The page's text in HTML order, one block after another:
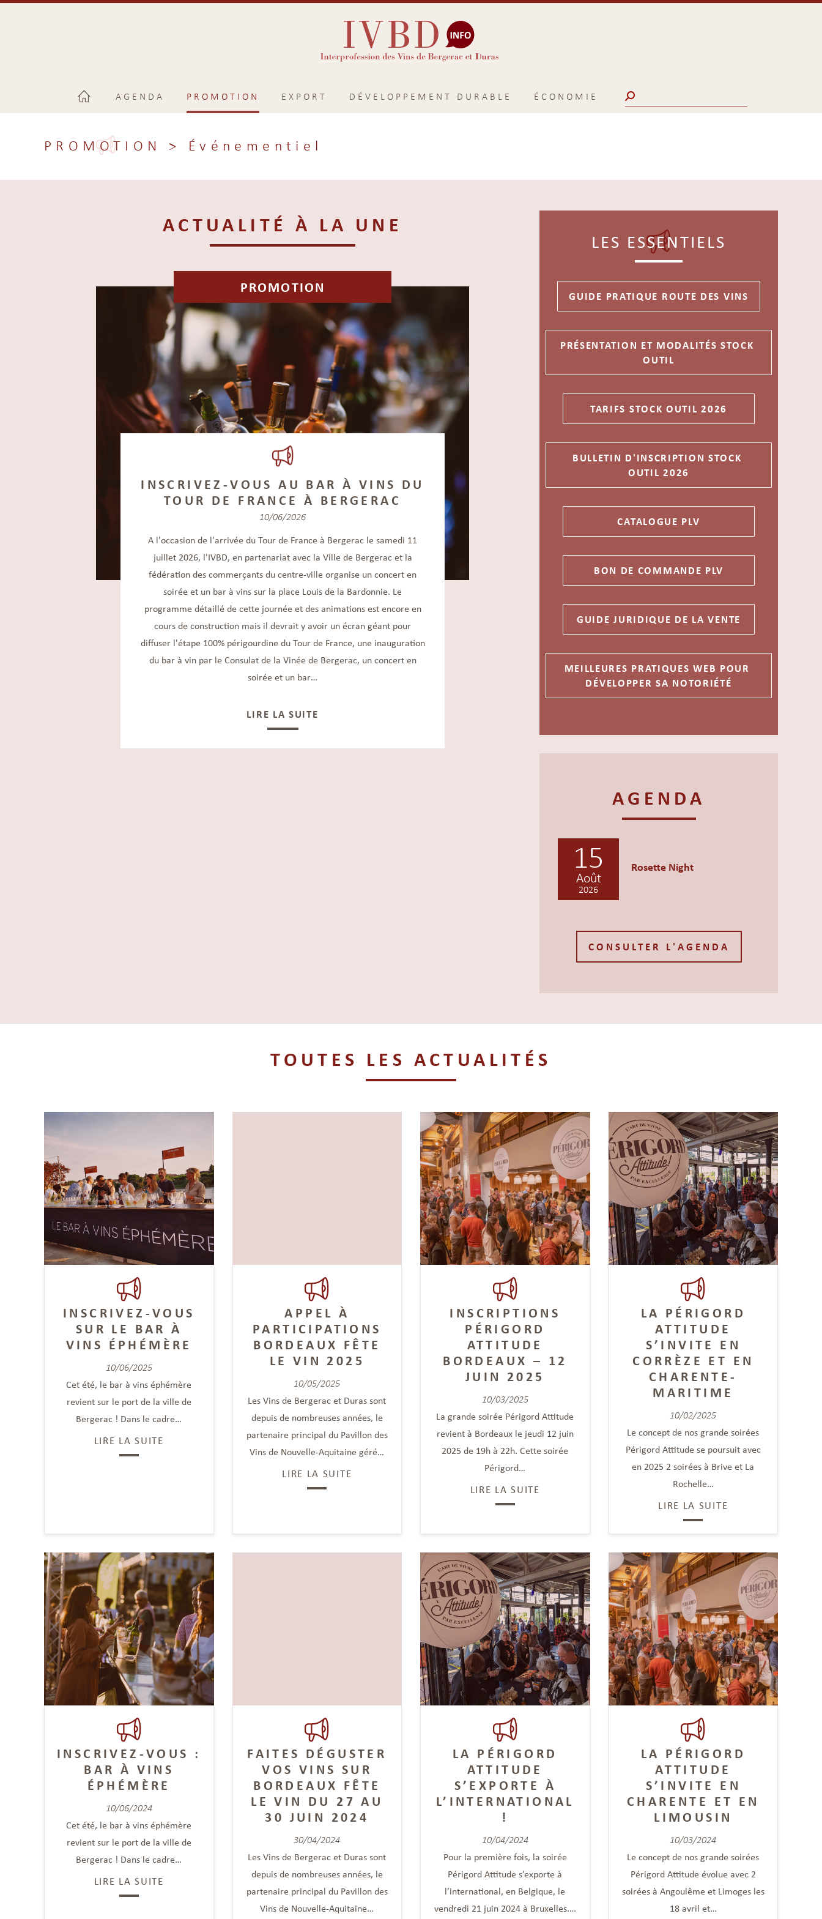
AGENDA PROMOTION EXPORT DÉVELOPPEMENT DURABLE ÉCONOMIE Search:
PROMOTION > Événementiel
ACTUALITÉ À LA UNE
PROMOTION
INSCRIVEZ-VOUS AU BAR À VINS DU
TOUR DE FRANCE À BERGERAC
10/06/2026
A l'occasion de l'arrivée du Tour de France à Bergerac le samedi 11
juillet 2026, l'IVBD, en partenariat avec la Ville de Bergerac et la
fédération des commerçants du centre-ville organise un concert en
soirée et un bar à vins sur la place Louis de la Bardonnie. Le
programme détaillé de cette journée et des animations est encore en
cours de construction mais il devrait y avoir un écran géant pour
diffuser l'étape 100% périgourdine du Tour de France, une inauguration
du bar à vin par le Consulat de la Vinée de Bergerac, un concert en
soirée et un bar…
LIRE LA SUITE
LES ESSENTIELS
AGENDA
15
Août
2026
Rosette Night
TOUTES LES ACTUALITÉS
INSCRIVEZ-VOUS
SUR LE BAR À
VINS ÉPHÉMÈRE
10/06/2025
Cet été, le bar à vins éphémère
revient sur le port de la ville de
Bergerac ! Dans le cadre…
LIRE LA SUITE
APPEL À
PARTICIPATIONS
BORDEAUX FÊTE
LE VIN 2025
10/05/2025
Les Vins de Bergerac et Duras sont
depuis de nombreuses années, le
partenaire principal du Pavillon des
Vins de Nouvelle-Aquitaine géré…
LIRE LA SUITE
INSCRIPTIONS
PÉRIGORD
ATTITUDE
BORDEAUX – 12
JUIN 2025
10/03/2025
La grande soirée Périgord Attitude
revient à Bordeaux le jeudi 12 juin
2025 de 19h à 22h. Cette soirée
Périgord…
LIRE LA SUITE
LA PÉRIGORD
ATTITUDE
S’INVITE EN
CORRÈZE ET EN
CHARENTE-
MARITIME
10/02/2025
Le concept de nos grande soirées
Périgord Attitude se poursuit avec
en 2025 2 soirées à Brive et La
Rochelle…
LIRE LA SUITE
INSCRIVEZ-VOUS :
BAR À VINS
ÉPHÉMÈRE
10/06/2024
Cet été, le bar à vins éphémère
revient sur le port de la ville de
Bergerac ! Dans le cadre…
LIRE LA SUITE
FAITES DÉGUSTER
VOS VINS SUR
BORDEAUX FÊTE
LE VIN DU 27 AU
30 JUIN 2024
30/04/2024
Les Vins de Bergerac et Duras sont
depuis de nombreuses années, le
partenaire principal du Pavillon des
Vins de Nouvelle-Aquitaine…
LA PÉRIGORD
ATTITUDE
S’EXPORTE À
L’INTERNATIONAL
!
10/04/2024
Pour la première fois, la soirée
Périgord Attitude s’exporte à
l’international, en Belgique, le
vendredi 21 juin 2024 à Bruxelles.…
LA PÉRIGORD
ATTITUDE
S’INVITE EN
CHARENTE ET EN
LIMOUSIN
10/03/2024
Le concept de nos grande soirées
Périgord Attitude évolue avec 2
soirées à Angoulême et Limoges les
18 avril et…